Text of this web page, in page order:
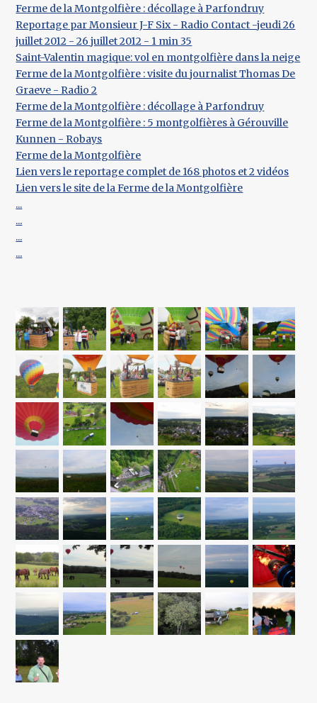
Ferme de la Montgolfière : décollage à Parfondruy
Reportage par Monsieur J-F Six - Radio Contact -jeudi 26
juillet 2012 - 26 juillet 2012 - 1 min 35
Saint-Valentin magique: vol en montgolfière dans la neige
Ferme de la Montgolfière : visite du journalist Thomas De
Graeve - Radio 2
Ferme de la Montgolfière : décollage à Parfondruy
Ferme de la Montgolfière : 5 montgolfières à Gérouville
Kunnen - Robays
Ferme de la Montgolfière
Lien vers le reportage complet de 168 photos et 2 vidéos
Lien vers le site de la Ferme de la Montgolfière
...
...
...
...